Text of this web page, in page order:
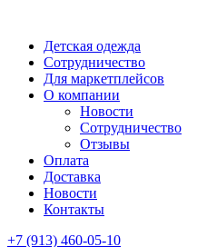
Детская одежда
Сотрудничество
Для маркетплейсов
О компании
Новости
Сотрудничество
Отзывы
Оплата
Доставка
Новости
Контакты
+7 (913) 460-05-10